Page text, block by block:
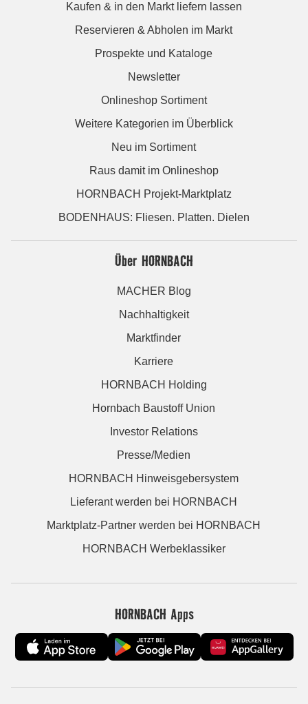
Kaufen & in den Markt liefern lassen
Reservieren & Abholen im Markt
Prospekte und Kataloge
Newsletter
Onlineshop Sortiment
Weitere Kategorien im Überblick
Neu im Sortiment
Raus damit im Onlineshop
HORNBACH Projekt-Marktplatz
BODENHAUS: Fliesen. Platten. Dielen
Über HORNBACH
MACHER Blog
Nachhaltigkeit
Marktfinder
Karriere
HORNBACH Holding
Hornbach Baustoff Union
Investor Relations
Presse/Medien
HORNBACH Hinweisgebersystem
Lieferant werden bei HORNBACH
Marktplatz-Partner werden bei HORNBACH
HORNBACH Werbeklassiker
HORNBACH Apps